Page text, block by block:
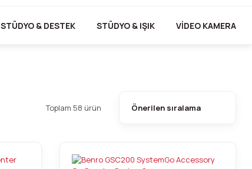
STÜDYO & DESTEK STÜDYO & IŞIK VİDEO KAMERA
Toplam 58 ürün